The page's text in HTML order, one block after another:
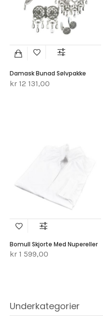
Damask Bunad Sølvpakke
kr 12 131,00
Bomull Skjorte Med Nupereller
kr 1 599,00
Underkategorier